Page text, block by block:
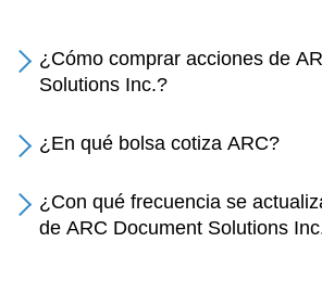
¿Cómo comprar acciones de
Solutions Inc.?
¿En qué bolsa cotiza ARC?
¿Con qué frecuencia se
de ARC Document Solutions